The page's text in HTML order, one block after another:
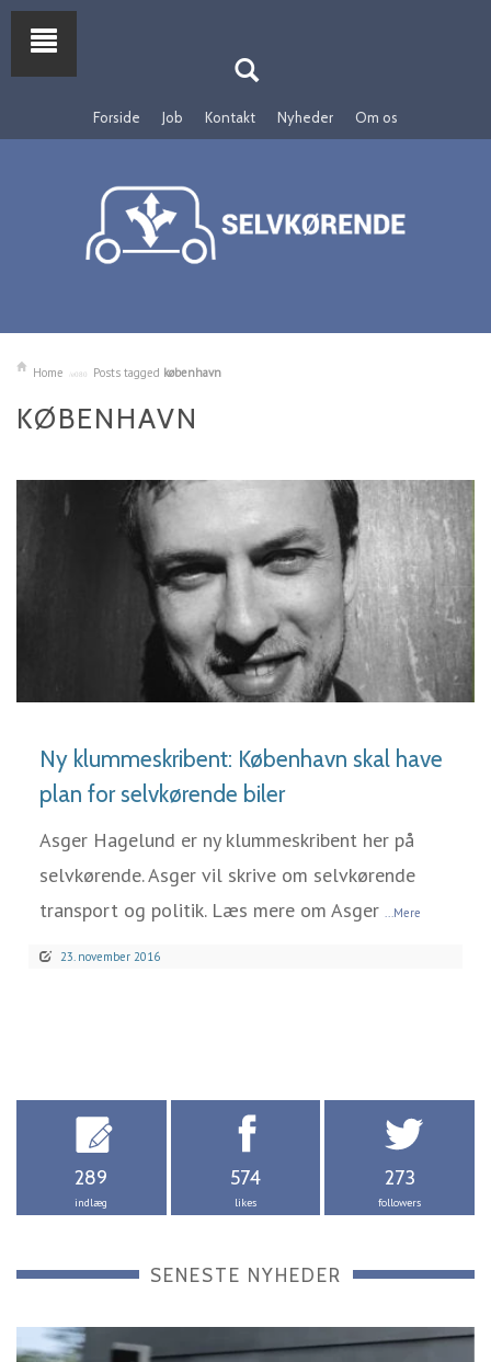
Forside Job Kontakt Nyheder Om os
Home Posts tagged københavn
KØBENHAVN
LÆS MERE
Ny klummeskribent: København skal have
plan for selvkørende biler
Asger Hagelund er ny klummeskribent her på
selvkørende. Asger vil skrive om selvkørende
transport og politik. Læs mere om Asger ...Mere
23. november 2016
289
indlæg
574
likes
273
followers
SENESTE NYHEDER